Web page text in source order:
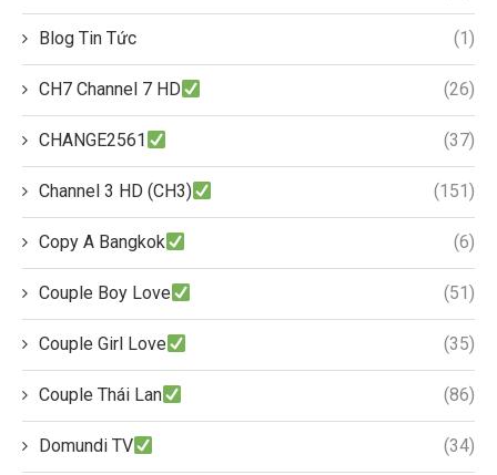
Blog Tin Tức (1)
CH7 Channel 7 HD (26)
CHANGE2561 (37)
Channel 3 HD (CH3) (151)
Copy A Bangkok (6)
Couple Boy Love (51)
Couple Girl Love (35)
Couple Thái Lan (86)
Domundi TV (34)